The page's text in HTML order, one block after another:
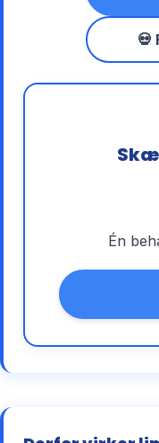
💀
Én